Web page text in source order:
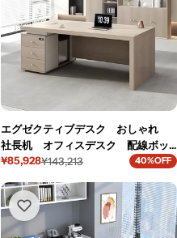
エグゼクティブデスク おしゃれ
社長机 オフィスデスク 配線ボッ
クス モダン 優雅 ナチュラル
セ
ル
価
格
¥85,928
通
価
格
¥143,213 40%OFF